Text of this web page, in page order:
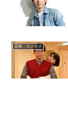
芸能・エンタメ